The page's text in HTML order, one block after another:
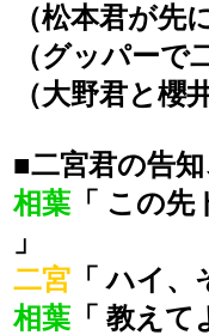
（松本君が先
（グッパーで
（大野君と櫻
■二宮君の告
相葉 「 この
」
二宮 「 ハイ
相葉 「 教えて